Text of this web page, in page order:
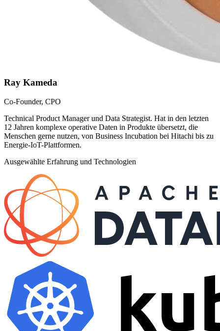
Ray Kameda
Co-Founder, CPO
Technical Product Manager und Data Strategist. Hat in den letzten
12 Jahren komplexe operative Daten in Produkte übersetzt, die
Menschen gerne nutzen, von Business Incubation bei Hitachi bis zu
Energie-IoT-Plattformen.
Ausgewählte Erfahrung und Technologien